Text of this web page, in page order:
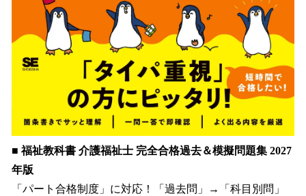
■ 福祉教科書 介護福祉士 完全合格過去＆模擬問題集 2027
年版
「パート合格制度」に対応！「過去問」→「科目別問」